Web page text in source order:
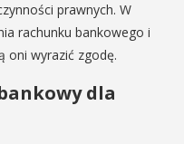
prawnych. W
rachunku bankowego i
oni wyrazić zgodę.
dla